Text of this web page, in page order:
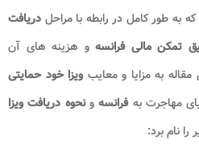
به طور کامل در رابطه با مراحل دریافت
تمکن مالی​ فرانسه و هزینه های آن
به مزایا و معایب ویزا خود حمایتی
مهاجرت بهفرانسه ونحوه دریافت ویزا
را نام برد: